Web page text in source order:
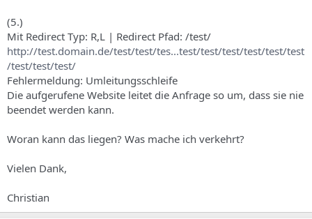
(5.)
Mit Redirect Typ: R,L | Redirect Pfad: /test/
http://test.domain.de/test/test/tes...test/test/test/test/test/test
/test/test/test/
Fehlermeldung: Umleitungsschleife
Die aufgerufene Website leitet die Anfrage so um, dass sie nie
beendet werden kann.
Woran kann das liegen? Was mache ich verkehrt?
Vielen Dank,
Christian